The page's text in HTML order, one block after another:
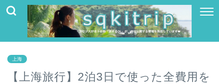
上海
【上海旅行】2泊3日で使った全費用を